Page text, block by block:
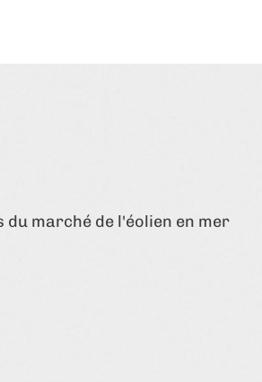
marché de l'éolien en mer